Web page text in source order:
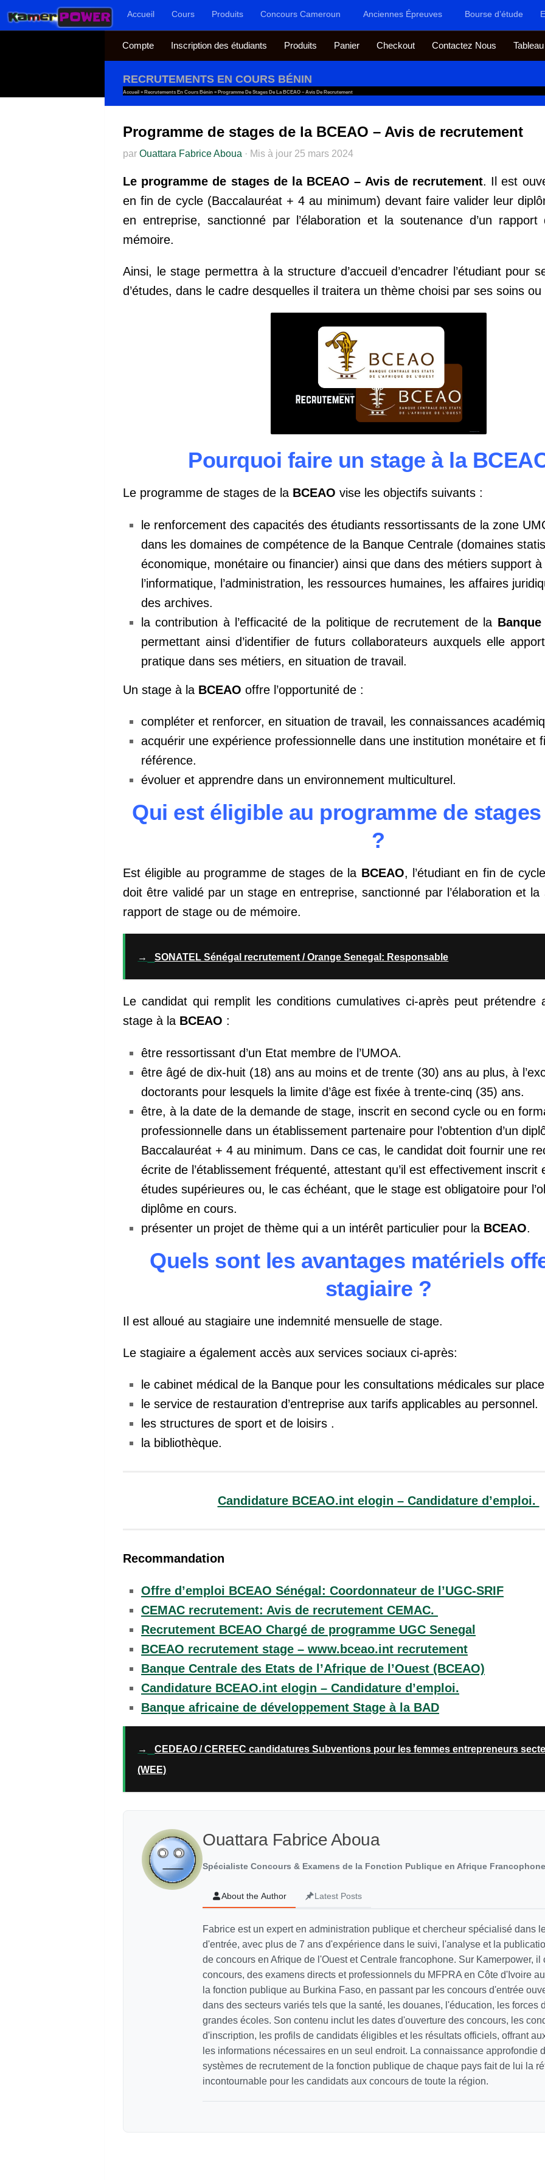
Au dessous du contenuAccueil Cours Produits Concours Cameroun Anciennes Épreuves Bourse d’étude
Compte Inscription des étudiants Produits Panier Checkout Contactez Nous
RECRUTEMENTS EN COURS BÉNIN
Accueil » Recrutements En Cours Bénin » Programme De Stages De La BCEAO – Avis De Recrutement
Programme de stages de la BCEAO – Avis de recrutement
par Ouattara Fabrice Aboua · Mis à jour 25 mars 2024
Le programme de stages de la BCEAO – Avis de recrutement. Il est
en fin de cycle (Baccalauréat + 4 au minimum) devant faire valider leur
en entreprise, sanctionné par l’élaboration et la soutenance d’un
mémoire.
Ainsi, le stage permettra à la structure d’accueil d’encadrer l’étudiant pour
d’études, dans le cadre desquelles il traitera un thème choisi par ses soins
Pourquoi faire un stage à la
Le programme de stages de la BCEAO vise les objectifs suivants :
le renforcement des capacités des étudiants ressortissants de la zone
dans les domaines de compétence de la Banque Centrale (domaines
économique, monétaire ou financier) ainsi que dans des métiers support à
l’informatique, l’administration, les ressources humaines, les affaires
des archives.
la contribution à l’efficacité de la politique de recrutement de la
permettant ainsi d’identifier de futurs collaborateurs auxquels elle
pratique dans ses métiers, en situation de travail.
Un stage à la BCEAO offre l’opportunité de :
compléter et renforcer, en situation de travail, les connaissances
acquérir une expérience professionnelle dans une institution monétaire et
référence.
évoluer et apprendre dans un environnement multiculturel.
Qui est éligible au programme de
?
Est éligible au programme de stages de la BCEAO, l’étudiant en fin de
doit être validé par un stage en entreprise, sanctionné par l’élaboration et la
rapport de stage ou de mémoire.
→ SONATEL Sénégal recrutement / Orange Senegal: Responsable
Le candidat qui remplit les conditions cumulatives ci-après peut prétendre
stage à la BCEAO :
être ressortissant d’un Etat membre de l’UMOA.
être âgé de dix-huit (18) ans au moins et de trente (30) ans au plus, à
doctorants pour lesquels la limite d’âge est fixée à trente-cinq (35) ans.
être, à la date de la demande de stage, inscrit en second cycle ou en
professionnelle dans un établissement partenaire pour l’obtention d’un
Baccalauréat + 4 au minimum. Dans ce cas, le candidat doit fournir une
écrite de l’établissement fréquenté, attestant qu’il est effectivement inscrit
études supérieures ou, le cas échéant, que le stage est obligatoire pour
diplôme en cours.
présenter un projet de thème qui a un intérêt particulier pour la BCEAO.
Quels sont les avantages matériels
stagiaire ?
Il est alloué au stagiaire une indemnité mensuelle de stage.
Le stagiaire a également accès aux services sociaux ci-après:
le cabinet médical de la Banque pour les consultations médicales sur
le service de restauration d’entreprise aux tarifs applicables au personnel.
les structures de sport et de loisirs .
la bibliothèque.
Candidature BCEAO.int elogin – Candidature d’emploi.
Recommandation
Offre d’emploi BCEAO Sénégal: Coordonnateur de l’UGC-SRIF
CEMAC recrutement: Avis de recrutement CEMAC.
Recrutement BCEAO Chargé de programme UGC Senegal
BCEAO recrutement stage – www.bceao.int recrutement
Banque Centrale des Etats de l’Afrique de l’Ouest (BCEAO)
Candidature BCEAO.int elogin – Candidature d’emploi.
Banque africaine de développement Stage à la BAD
→
CEDEAO / CEREEC candidatures Subventions pour les femmes entrepreneurs
(WEE)
Ouattara Fabrice Aboua
Spécialiste Concours & Examens de la Fonction Publique en Afrique Francophone
About the Author Latest Posts
Fabrice est un expert en administration publique et chercheur spécialisé dans
d'entrée, avec plus de 7 ans d'expérience dans le suivi, l'analyse et la
de concours en Afrique de l'Ouest et Centrale francophone. Sur Kamerpower, il
concours, des examens directs et professionnels du MFPRA en Côte d'Ivoire
la fonction publique au Burkina Faso, en passant par les concours d'entrée
dans des secteurs variés tels que la santé, les douanes, l'éducation, les forces
grandes écoles. Son contenu inclut les dates d'ouverture des concours, les
d'inscription, les profils de candidats éligibles et les résultats officiels, offrant
les informations nécessaires en un seul endroit. La connaissance approfondie
systèmes de recrutement de la fonction publique de chaque pays fait de lui la
incontournable pour les candidats aux concours de toute la région.